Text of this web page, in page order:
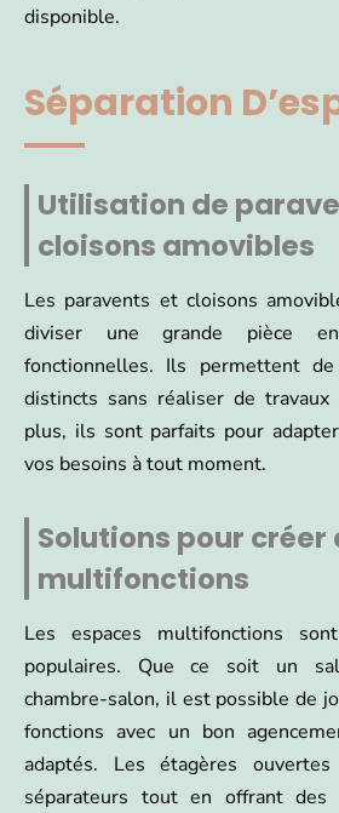
disponible.
Séparation
Utilisation de
cloisons amovibles
Les paravents et cloisons
diviser une grande pièce
fonctionnelles. Ils permettent
distincts sans réaliser de travaux
plus, ils sont parfaits pour
vos besoins à tout moment.
Solutions pour créer
multifonctions
Les espaces multifonctions
populaires. Que ce soit un
chambre-salon, il est possible de
fonctions avec un bon
adaptés. Les étagères
séparateurs tout en offrant des